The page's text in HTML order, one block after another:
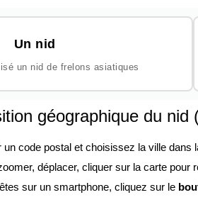
Un nid
un nid de frelons asiatiques
géographique du nid
code postal et choisissez la ville dans
déplacer, cliquer sur la carte pour
sur un smartphone, cliquez sur le